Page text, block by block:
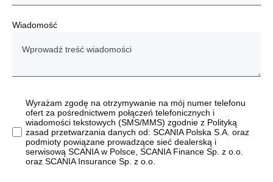
Wiadomość
Wyrażam zgodę na otrzymywanie na mój numer telefonu
ofert za pośrednictwem połączeń telefonicznych i
wiadomości tekstowych (SMS/MMS) zgodnie z Polityką
zasad przetwarzania danych od: SCANIA Polska S.A. oraz
podmioty powiązane prowadzące sieć dealerską i
serwisową SCANIA w Polsce, SCANIA Finance Sp. z o.o.
oraz SCANIA Insurance Sp. z o.o.